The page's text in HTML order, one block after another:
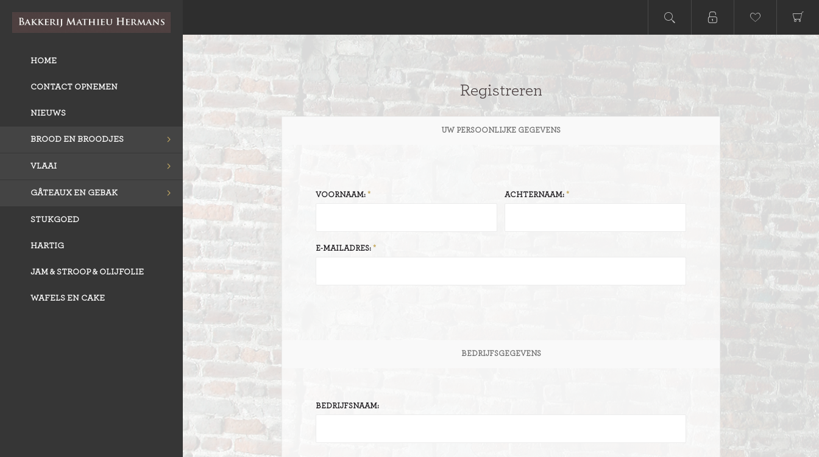
HOME
CONTACT OPNEMEN
NIEUWS
BROOD EN BROODJES
VLAAI
GÂTEAUX EN GEBAK
STUKGOED
HARTIG
JAM & STROOP & OLIJFOLIE
WAFELS EN CAKE
Registreren
UW PERSOONLIJKE GEGEVENS
VOORNAAM: ACHTERNAAM:
E-MAILADRES:
BEDRIJFSGEGEVENS
BEDRIJFSNAAM: